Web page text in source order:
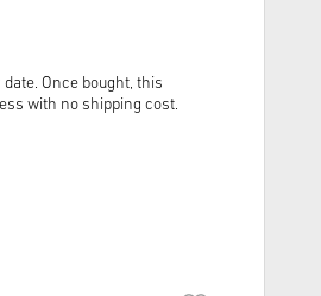
Once bought, this
with no shipping cost.